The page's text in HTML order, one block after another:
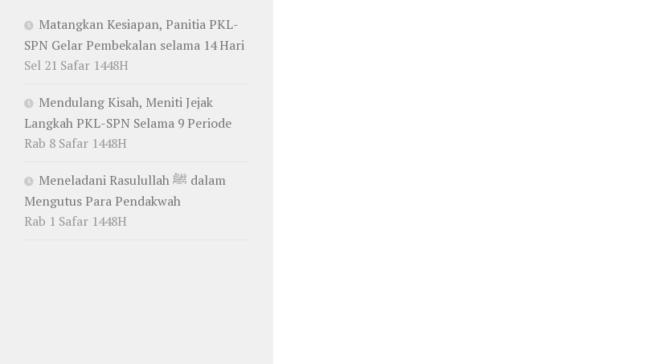
Matangkan Kesiapan, Panitia PKL-
SPN Gelar Pembekalan selama 14 Hari
Sel 21 Safar 1448H
Mendulang Kisah, Meniti Jejak
Langkah PKL-SPN Selama 9 Periode
Rab 8 Safar 1448H
Meneladani Rasulullah ﷺ dalam
Mengutus Para Pendakwah
Rab 1 Safar 1448H